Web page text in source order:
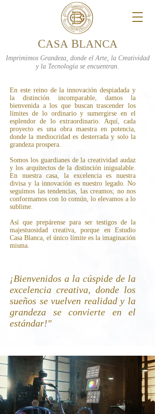
CASA BLANCA
Imprimimos Grandeza, donde el Arte, la Creatividad
y la Tecnología se encuentran.
En este reino de la innovación despiadada y
la distinción incomparable, damos la
bienvenida a los que buscan trascender los
límites de lo ordinario y sumergirse en el
esplendor de lo extraordinario. Aquí, cada
proyecto es una obra maestra en potencia,
donde la mediocridad es desterrada y solo la
grandeza prospera.
Somos los guardianes de la creatividad audaz
y los arquitectos de la distinción inigualable.
En nuestra casa, la excelencia es nuestra
divisa y la innovación es nuestro legado. No
seguimos las tendencias, las creamos; no nos
conformamos con lo común, lo elevamos a lo
sublime.
Así que prepárense para ser testigos de la
majestuosidad creativa, porque en Estudio
Casa Blanca, el único límite es la imaginación
misma.
¡Bienvenidos a la cúspide de la
excelencia creativa, donde los
sueños se vuelven realidad y la
grandeza se convierte en el
estándar!"